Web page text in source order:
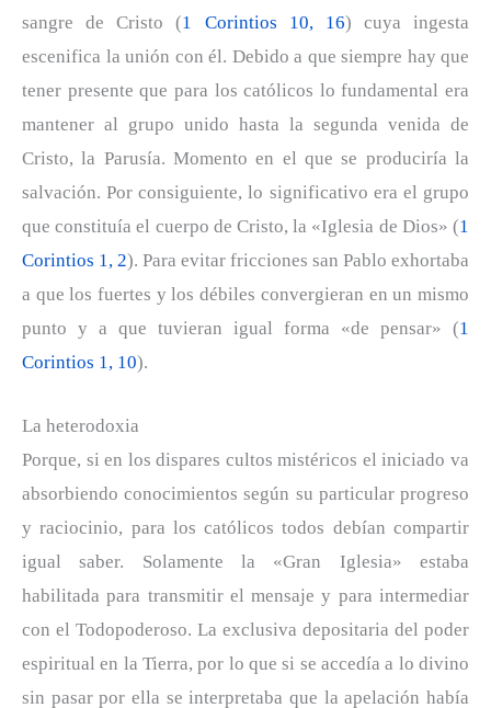
sangre de Cristo (1 Corintios 10, 16) cuya ingesta
escenifica la unión con él. Debido a que siempre hay que
tener presente que para los católicos lo fundamental era
mantener al grupo unido hasta la segunda venida de
Cristo, la Parusía. Momento en el que se produciría la
salvación. Por consiguiente, lo significativo era el grupo
que constituía el cuerpo de Cristo, la «Iglesia de Dios» (1
Corintios 1, 2). Para evitar fricciones san Pablo exhortaba
a que los fuertes y los débiles convergieran en un mismo
punto y a que tuvieran igual forma «de pensar» (1
Corintios 1, 10).
La heterodoxia
Porque, si en los dispares cultos mistéricos el iniciado va
absorbiendo conocimientos según su particular progreso
y raciocinio, para los católicos todos debían compartir
igual saber. Solamente la «Gran Iglesia» estaba
habilitada para transmitir el mensaje y para intermediar
con el Todopoderoso. La exclusiva depositaria del poder
espiritual en la Tierra, por lo que si se accedía a lo divino
sin pasar por ella se interpretaba que la apelación había